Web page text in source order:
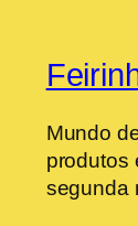
Mundo
produtos
segunda